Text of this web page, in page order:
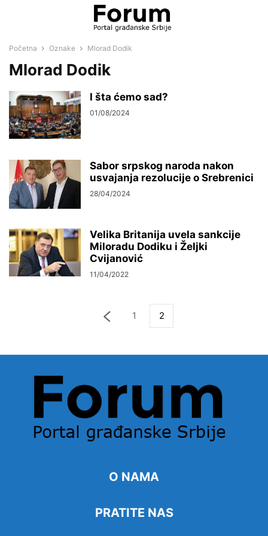
Početna Oznake Mlorad Dodik
Mlorad Dodik
I šta ćemo sad?
01/08/2024
Sabor srpskog naroda nakon
usvajanja rezolucije o Srebrenici
28/04/2024
Velika Britanija uvela sankcije
Miloradu Dodiku i Željki
Cvijanović
11/04/2022
1 2
O NAMA
PRATITE NAS